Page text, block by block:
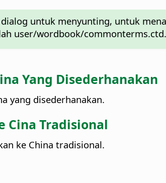
untuk menyunting, untuk
user/wordbook/
Yang Disederhanakan
yang disederhanakan.
Cina Tradisional
ke China tradisional.